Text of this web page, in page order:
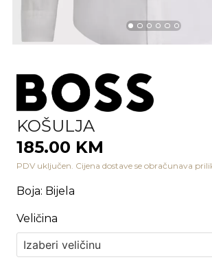
KOŠULJA
185.00 KM
PDV uključen. Cijena dostave se obračunava
Boja: Bijela
Veličina